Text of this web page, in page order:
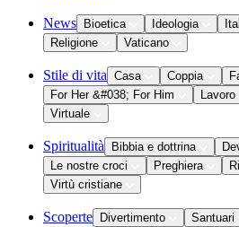
News Bioetica Ideologia
Religione
Vaticano
Stile di vita Casa Coppia
For Her &#038; For Him
Lavoro
Virtuale
Spiritualità Bibbia e dottrina
Le nostre croci
Preghiera
Virtù cristiane
Scoperte Divertimento Santuari